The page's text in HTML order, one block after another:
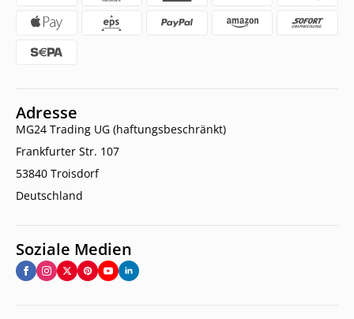
Adresse
MG24 Trading UG (haftungsbeschränkt)
Frankfurter Str. 107
53840 Troisdorf
Deutschland
Soziale Medien